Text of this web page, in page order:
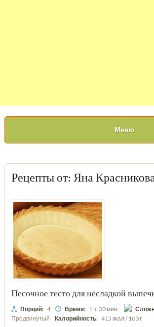
Меню
Рецепты от: Яна
Песочное тесто для несладкой
Порций: 4 Время: 1 ч. 30 мин.
Продвинутый
Калорийность: 415 ккал / 100 г